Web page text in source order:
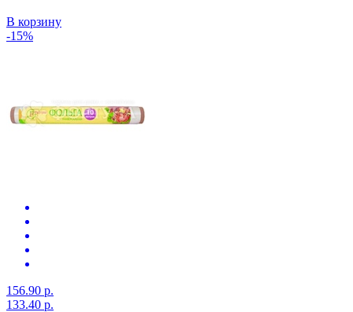
В корзину
-15%
156.90 р.
133.40 р.